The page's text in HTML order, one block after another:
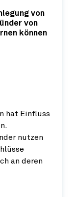
von
von
können
hat Einfluss
nutzen
an deren